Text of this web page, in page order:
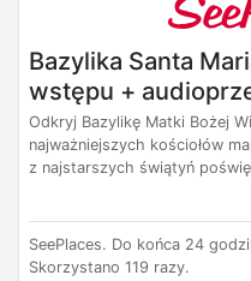
Bazylika Santa
wstępu +
Odkryj Bazylikę Matki Bożej
najważniejszych kościołów
z najstarszych świątyń
SeePlaces. Do końca 24
Skorzystano 119 razy.